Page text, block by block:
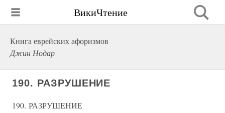
ВикиЧтение
Книга еврейских афоризмов
Джин Нодар
190. РАЗРУШЕНИЕ
190. РАЗРУШЕНИЕ